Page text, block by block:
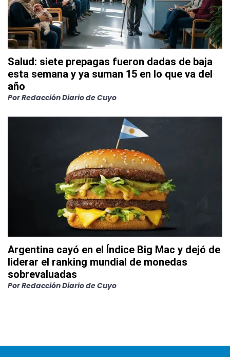
Salud: siete prepagas fueron dadas de baja
esta semana y ya suman 15 en lo que va del
año
PorRedacción Diario de Cuyo
Argentina cayó en el Índice Big Mac y dejó de
liderar el ranking mundial de monedas
sobrevaluadas
PorRedacción Diario de Cuyo